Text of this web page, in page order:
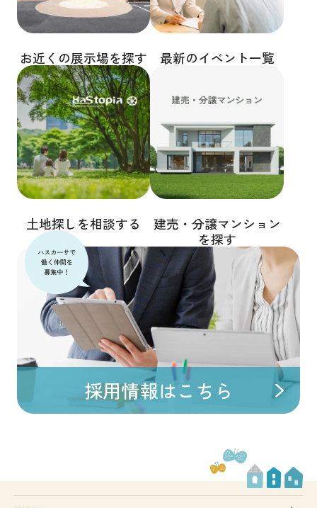
お近くの展示場を探す 最新のイベント一覧
土地探しを相談する
建売・分譲マンション
を探す
採用情報はこちら